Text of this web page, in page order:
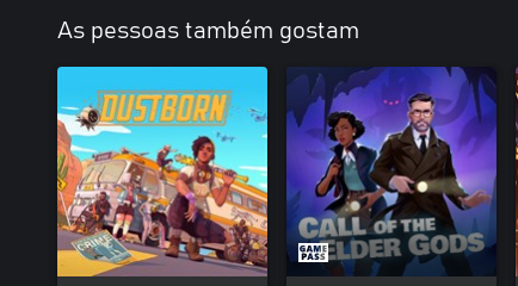
As pessoas também gostam